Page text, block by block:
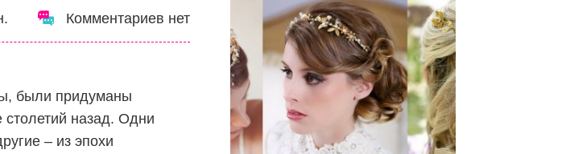
Комментариев нет
были придуманы
столетий назад. Одни
– из эпохи